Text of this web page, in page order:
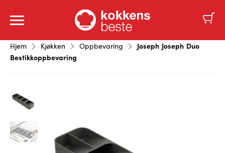
Hjem Kjøkken Oppbevaring
Joseph Joseph Duo
Bestikkoppbevaring